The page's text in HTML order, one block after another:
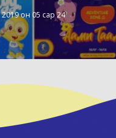
2019 он 05 сар 24